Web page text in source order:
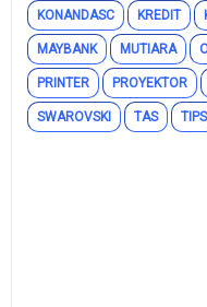
KONANDASC KREDIT
MAYBANK MUTIARA
PRINTER PROYEKTOR
SWAROVSKI TAS TIPS